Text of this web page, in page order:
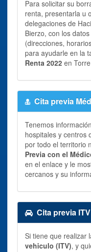
Para solicitar su
renta, presentarla u
delegaciones de
Bierzo, con los
(direcciones,
para ayudarle en la
Renta 2022 en
Cita previa
Tenemos
hospitales y centros
por todo el territorio
Previa con el
en el enlace y le
cercanos y su
Cita previa
Si tiene que realizar
vehiculo (ITV), y